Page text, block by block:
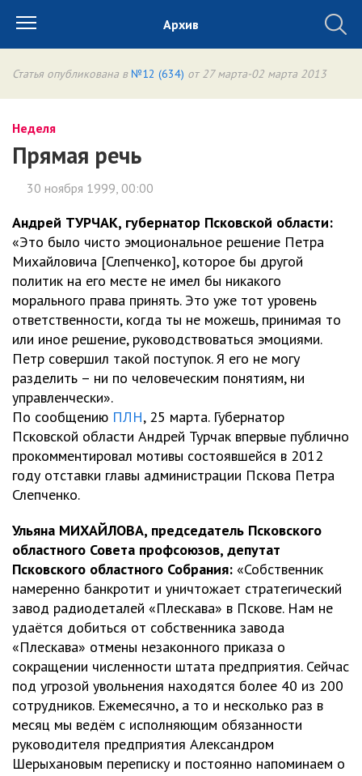
Архив
Статья опубликована в №12 (634) от 27 марта-02 марта 2013
Неделя
Прямая речь
30 ноября 1999, 00:00
Андрей ТУРЧАК, губернатор Псковской области:
«Это было чисто эмоциональное решение Петра
Михайловича [Слепченко], которое бы другой
политик на его месте не имел бы никакого
морального права принять. Это уже тот уровень
ответственности, когда ты не можешь, принимая то
или иное решение, руководствоваться эмоциями.
Петр совершил такой поступок. Я его не могу
разделить – ни по человеческим понятиям, ни
управленчески».
По сообщению ПЛН, 25 марта. Губернатор
Псковской области Андрей Турчак впервые публично
прокомментировал мотивы состоявшейся в 2012
году отставки главы администрации Пскова Петра
Слепченко.
Ульяна МИХАЙЛОВА, председатель Псковского
областного Совета профсоюзов, депутат
Псковского областного Собрания: «Собственник
намеренно банкротит и уничтожает стратегический
завод радиодеталей «Плескава» в Пскове. Нам не
удаётся добиться от собственника завода
«Плескава» отмены незаконного приказа о
сокращении численности штата предприятия. Сейчас
под угрозой увольнения находятся более 40 из 200
сотрудников. Ежемесячно, а то и несколько раз в
месяц мы ведём с исполняющим обязанности
руководителя предприятия Александром
Шерыхановым переписку и постоянно напоминаем о